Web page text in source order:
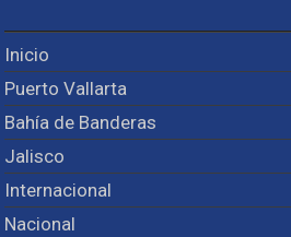
Inicio
Puerto Vallarta
Bahía de Banderas
Jalisco
Internacional
Nacional